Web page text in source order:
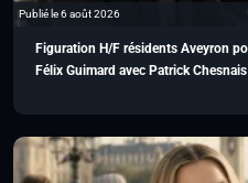
Publié le 6 août 2026
Figuration H/F résidents Aveyron
Félix Guimard avec Patrick